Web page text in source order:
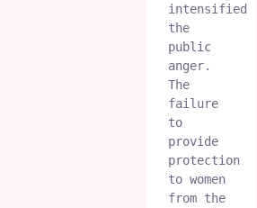
intensified
the
public
anger.
The
failure
to
provide
protection
to women
from the